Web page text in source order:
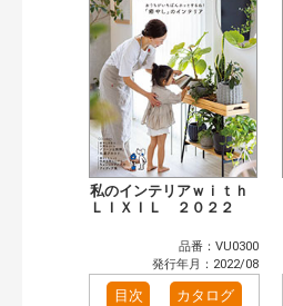
私のインテリアｗｉｔｈ
ＬＩＸＩＬ ２０２２
品番：VU0300
発行年月：2022/08
目次 カタログ